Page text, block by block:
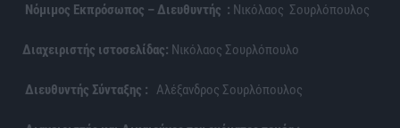
Νόμιμος Εκπρόσωπος – Διευθυντής : Νικόλαος Σουρλόπουλος
Διαχειριστής ιστοσελίδας: Νικόλαος Σουρλόπουλο
Διευθυντής Σύνταξης : Αλέξανδρος Σουρλόπουλος